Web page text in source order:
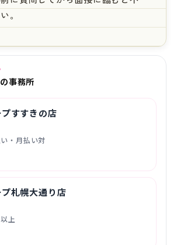
。
事務所
すすきの店
・月払い対
札幌大通り店
上